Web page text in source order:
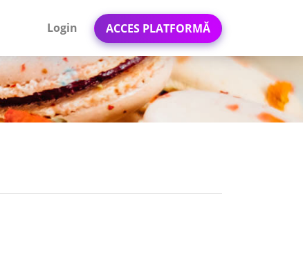
Login ACCES PLATFORMĂ